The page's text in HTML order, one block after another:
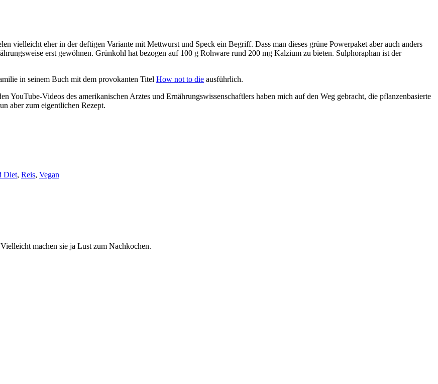
vielleicht eher in der deftigen Variante mit Mettwurst und Speck ein Begriff. Dass man dieses grüne Powerpaket aber auch anders
erst gewöhnen. Grünkohl hat bezogen auf 100 g Rohware rund 200 mg Kalzium zu bieten. Sulphoraphan ist der
in seinem Buch mit dem provokanten Titel How not to die ausführlich.
YouTube-Videos des amerikanischen Arztes und Ernährungswissenschaftlers haben mich auf den Weg gebracht, die pflanzenbasierte
aber zum eigentlichen Rezept.
Diet, Reis, Vegan
machen sie ja Lust zum Nachkochen.